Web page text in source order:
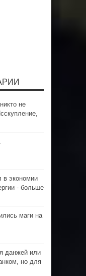
не
экономии
- больше
маги на
данжей или
но для